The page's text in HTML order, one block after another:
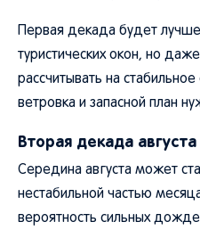
Первая декада будет
туристических окон, но
рассчитывать на
ветровка и запасной план
Вторая декада августа
Середина августа может
нестабильной частью
вероятность сильных